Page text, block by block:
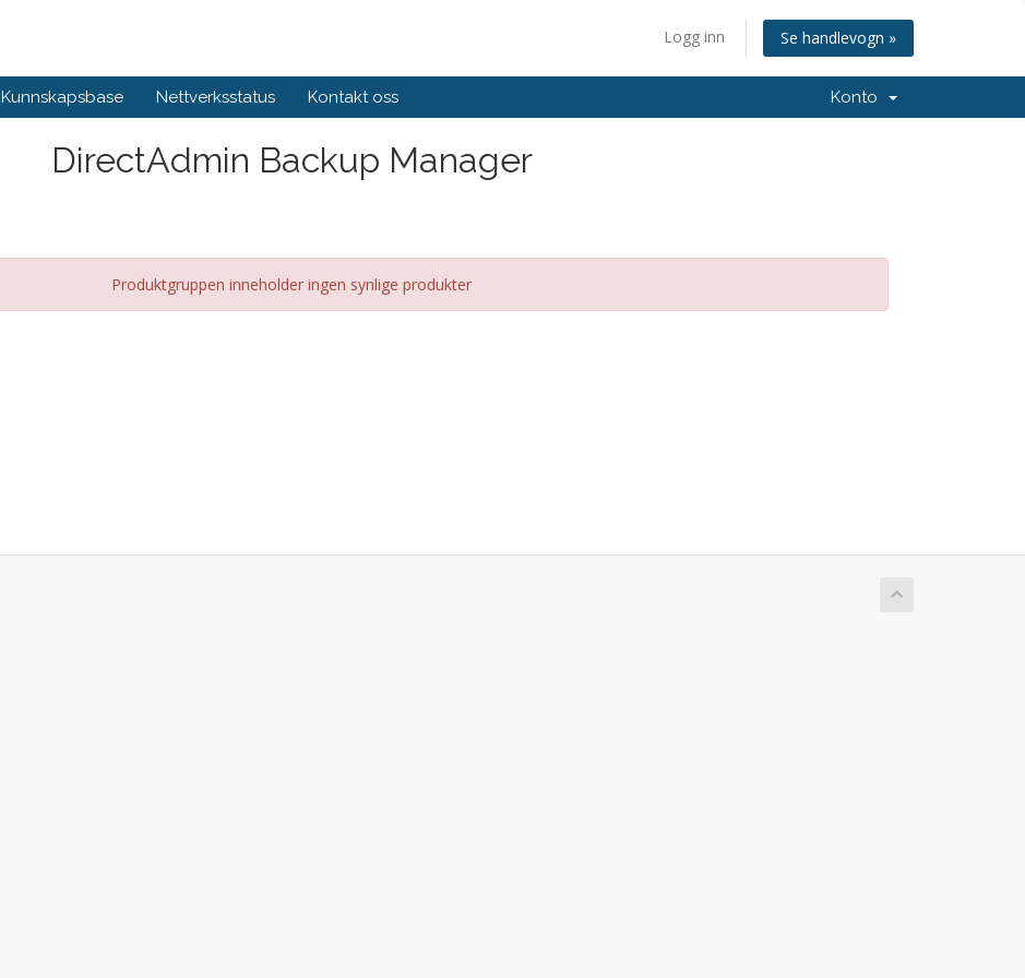
Logg inn Se handlevogn »
Kunnskapsbase Nettverksstatus Kontakt oss Konto
DirectAdmin Backup Manager
Produktgruppen inneholder ingen synlige produkter